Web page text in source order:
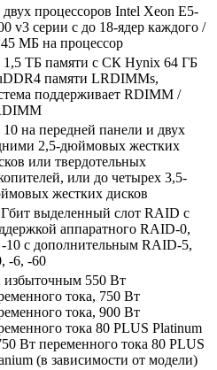
процессоров Intel Xeon E5-
v3 серии с до 18-ядер каждого /
МБ на процессор
1,5 ТБ памяти с СК Hynix 64 ГБ
памяти LRDIMMs,
поддерживает RDIMM /
на передней панели и двух
2,5-дюймовых жестких
или твердотельных
или до четырех 3,5-
жестких дисков
выделенный слот RAID с
аппаратного RAID-0,
10 с дополнительным RAID-5,
-6, -60
избыточным 550 Вт
тока, 750 Вт
тока, 900 Вт
тока 80 PLUS Platinum
Вт переменного тока 80 PLUS
(в зависимости от модели)